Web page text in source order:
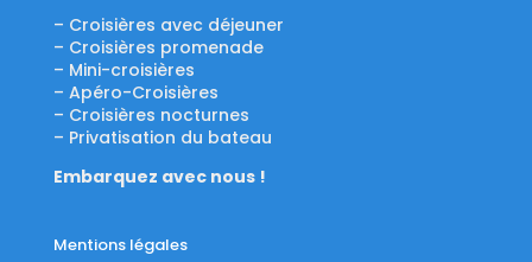
– Croisières avec déjeuner
– Croisières promenade
– Mini-croisières
– Apéro-Croisières
– Croisières nocturnes
– Privatisation du bateau
Embarquez avec nous !
Mentions légales